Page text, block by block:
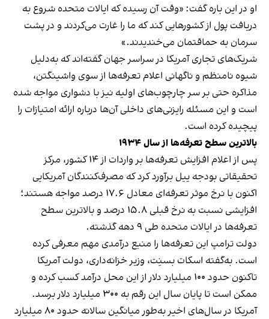
او در این باره گفت: «وقت آن رسیده که ایالات متحده شروع به
دریافت پول از کشورهایی کند که ما را غارت می‌کردند و در پشت
سرمان به حماقتمان می‌خندیدند.»
شریک‌های تجاری آمریکا در سراسر جهان گفته‌اند که به‌دلیل
شیوه نامنظم و ناگهانی اعلام تعرفه‌ها از سوی واشینگتن،
مذاکره حتی بر سر چارچوب‌های اولیه نیز با دشواری مواجه شده
است و این مسئله رایزنی‌های داخلی آن‌ها درباره ارائه امتیازات را
پیچیده کرده است.
بالاترین سطح تعرفه‌ها از سال ۱۹۳۴
پس از اعلام افزایش تعرفه‌ها بر واردات از ۱۴ کشور، مرکز
تحقیقاتی بودجه ییل برآورد کرد که مصرف‌کنندگان آمریکایی
اکنون با نرخ موثر تعرفه‌ای معادل ۱۷.۶ درصد مواجه هستند؛
افزایشی نسبت به نرخ قبلی ۱۵.۸ درصد و بالاترین سطح
تعرفه‌ها در ایالات متحده طی ۹ دهه گذشته.
دولت ترامپ این تعرفه‌ها را منبع درآمدی مهم معرفی کرده
است. به‌گفته اسکات بسنِت، وزیر خزانه‌داری، دولت آمریکا
تاکنون حدود ۱۰۰ میلیارد دلار از این محل درآمد کسب کرده و
ممکن است تا پایان سال این رقم به ۳۰۰ میلیارد دلار برسد.
آمریکا در سال‌های اخیر به‌طور میانگین سالانه حدود ۸۰ میلیارد